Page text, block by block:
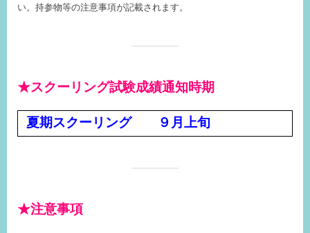
い。持参物等の注意事項が記載されます。
★スクーリング試験成績通知時期
夏期スクーリング ９月上旬
★注意事項